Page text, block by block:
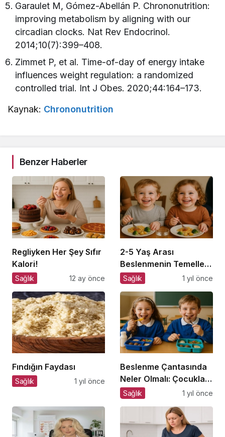
Garaulet M, Gómez-Abellán P. Chrononutrition:
improving metabolism by aligning with our
circadian clocks. Nat Rev Endocrinol.
2014;10(7):399–408.
Zimmet P, et al. Time-of-day of energy intake
influences weight regulation: a randomized
controlled trial. Int J Obes. 2020;44:164–173.
Kaynak: Chrononutrition
Benzer Haberler
Regliyken Her Şey Sıfır
Kalori!
Sağlık 12 ay önce
2-5 Yaş Arası
Beslenmenin Temelleri:
Okul Öncesi Dönemde
Sağlık 1 yıl önce
Fındığın Faydası
Sağlık 1 yıl önce
Beslenme Çantasında
Neler Olmalı: Çocuklar
İçin Lezzetli ve Dengeli
Sağlık 1 yıl önce